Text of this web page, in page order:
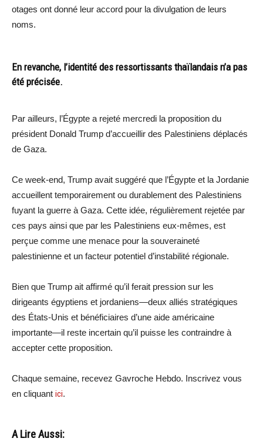
otages ont donné leur accord pour la divulgation de leurs
noms.
En revanche, l’identité des ressortissants thaïlandais n’a pas
été précisée.
Par ailleurs, l’Égypte a rejeté mercredi la proposition du
président Donald Trump d’accueillir des Palestiniens déplacés
de Gaza.
Ce week-end, Trump avait suggéré que l’Égypte et la Jordanie
accueillent temporairement ou durablement des Palestiniens
fuyant la guerre à Gaza. Cette idée, régulièrement rejetée par
ces pays ainsi que par les Palestiniens eux-mêmes, est
perçue comme une menace pour la souveraineté
palestinienne et un facteur potentiel d’instabilité régionale.
Bien que Trump ait affirmé qu’il ferait pression sur les
dirigeants égyptiens et jordaniens—deux alliés stratégiques
des États-Unis et bénéficiaires d’une aide américaine
importante—il reste incertain qu’il puisse les contraindre à
accepter cette proposition.
Chaque semaine, recevez Gavroche Hebdo. Inscrivez vous
en cliquant ici.
A Lire Aussi: